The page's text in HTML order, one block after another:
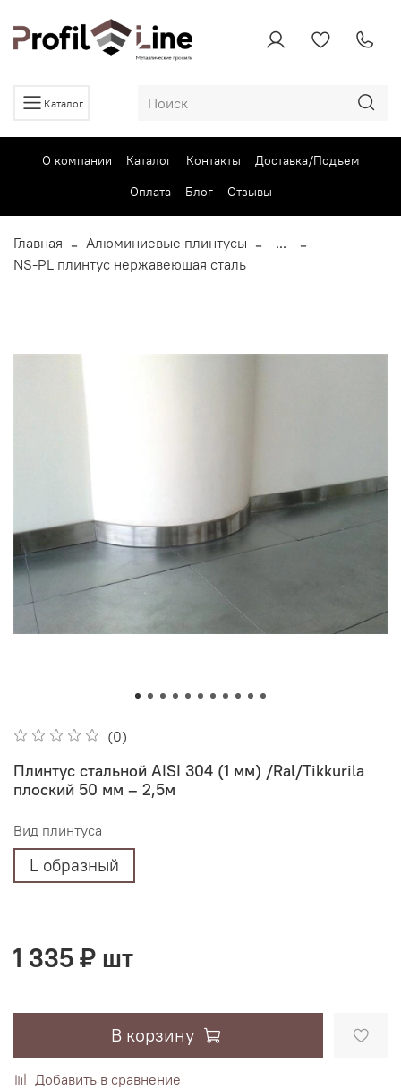
Каталог
О компании Каталог Контакты
Доставка/Подъем
Оплата
Блог Отзывы
Главная Алюминиевые плинтусы
...
NS-PL плинтус нержавеющая сталь
(0)
Плинтус стальной AISI 304 (1 мм) /Ral/Tikkurila
плоский 50 мм – 2,5м
Вид плинтуса
L образный
1 335 ₽ шт
В корзину
Добавить в сравнение